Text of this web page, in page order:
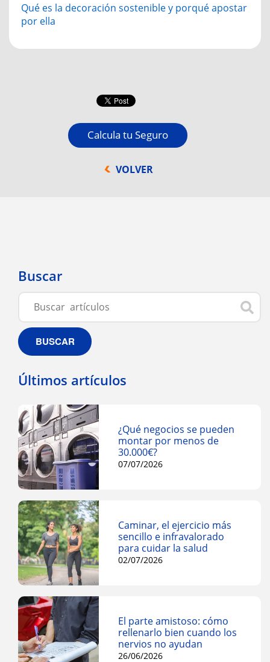
Qué es la decoración sostenible y porqué apostar
por ella
Calcula tu Seguro
VOLVER
Buscar
BUSCAR
Últimos artículos
¿Qué negocios se pueden
montar por menos de
30.000€?
07/07/2026
Caminar, el ejercicio más
sencillo e infravalorado
para cuidar la salud
02/07/2026
El parte amistoso: cómo
rellenarlo bien cuando los
nervios no ayudan
26/06/2026